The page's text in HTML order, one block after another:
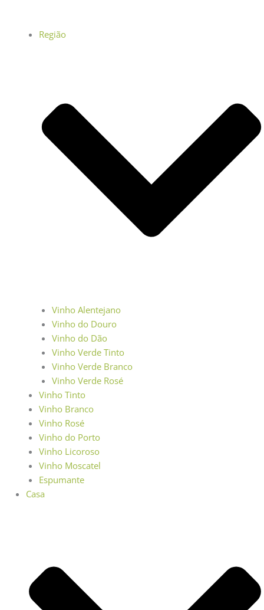
Região
Vinho Alentejano
Vinho do Douro
Vinho do Dão
Vinho Verde Tinto
Vinho Verde Branco
Vinho Verde Rosé
Vinho Tinto
Vinho Branco
Vinho Rosé
Vinho do Porto
Vinho Licoroso
Vinho Moscatel
Espumante
Casa